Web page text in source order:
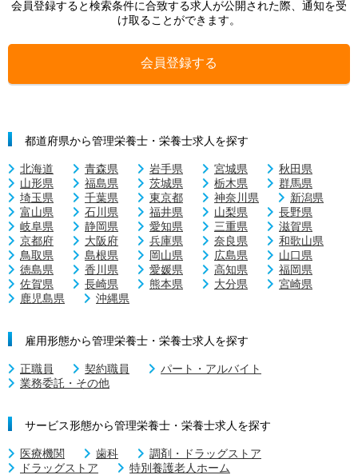
会員登録すると検索条件に合致する求人が公開された際、通知を受
け取ることができます。
会員登録する
都道府県から管理栄養士・栄養士求人を探す
北海道 青森県 岩手県 宮城県
秋田県
山形県
福島県 茨城県 栃木県
群馬県
埼玉県
千葉県 東京都 神奈川県
新潟県
富山県
石川県 福井県 山梨県
長野県
岐阜県
静岡県 愛知県 三重県
滋賀県
京都府
大阪府 兵庫県 奈良県
和歌山県
鳥取県
島根県 岡山県 広島県
山口県
徳島県
香川県 愛媛県 高知県
福岡県
佐賀県
長崎県 熊本県 大分県
宮崎県
鹿児島県
沖縄県
雇用形態から管理栄養士・栄養士求人を探す
正職員 契約職員
パート・アルバイト
業務委託・その他
サービス形態から管理栄養士・栄養士求人を探す
医療機関 歯科
調剤・ドラッグストア
ドラッグストア
特別養護老人ホーム